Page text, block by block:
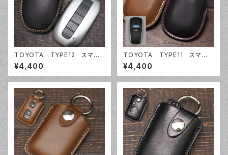
TOYOTA TYPE12 スマー
トキーケース スマートキーカバ
ー オーダーメイド 本革レザ
ー トヨタ
¥4,400
TOYOTA TYPE11 スマート
キーケース スマートキーカバ
ー オーダーメイド 本革レザ
ー トヨタ
¥4,400